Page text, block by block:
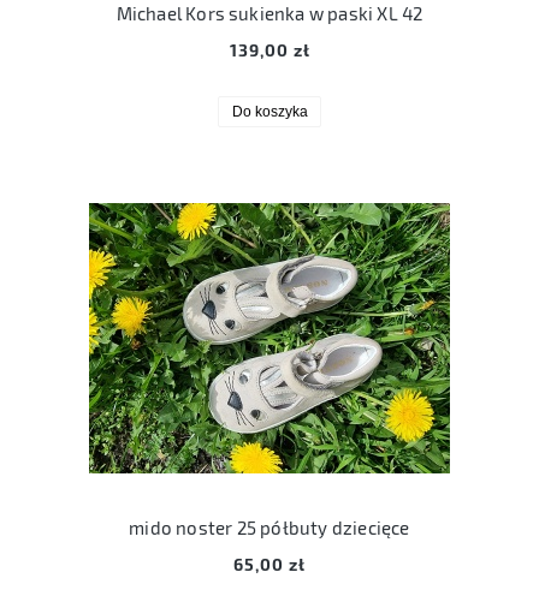
Michael Kors sukienka w paski XL 42
139,00 zł
Do koszyka
mido noster 25 półbuty dziecięce
65,00 zł